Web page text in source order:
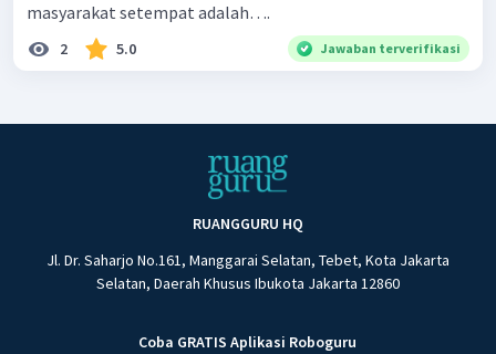
masyarakat setempat adalah….
2 5.0 Jawaban terverifikasi
RUANGGURU HQ
Jl. Dr. Saharjo No.161, Manggarai Selatan, Tebet, Kota Jakarta
Selatan, Daerah Khusus Ibukota Jakarta 12860
Coba GRATIS Aplikasi Roboguru